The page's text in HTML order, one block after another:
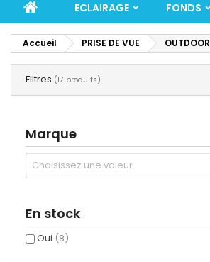
ECLAIRAGE FONDS
Accueil PRISE DE VUE OUTDOOR
Filtres (17 produits)
Marque
En stock
Oui (8)